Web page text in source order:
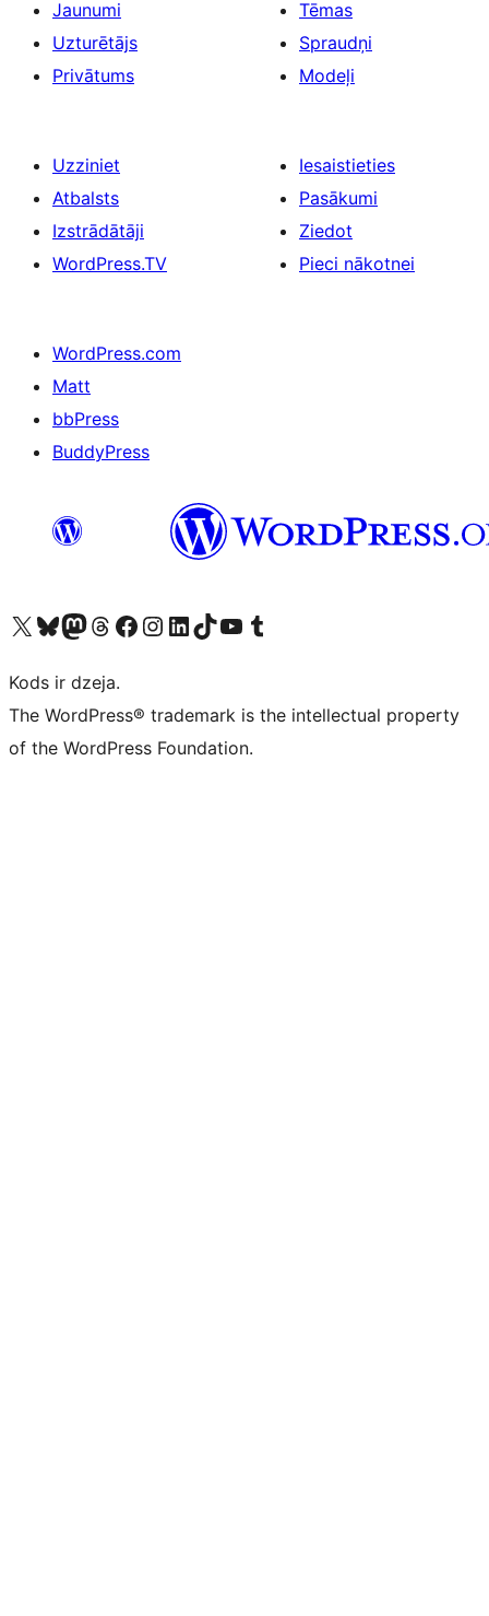
Jaunumi
Uzturētājs
Privātums
Tēmas
Spraudņi
Modeļi
Uzziniet
Atbalsts
Izstrādātāji
WordPress.TV
Iesaistieties
Pasākumi
Ziedot
Pieci nākotnei
WordPress.com
Matt
bbPress
BuddyPress
Apmeklējiet mūsu X (agrāk Twitter) kontu
Apmeklējiet mūsu Bluesky kontu
Apmeklējiet mūsu Mastodon kontu
Apmeklējiet mūsu Threads kontu
Apmeklējiet mūsu Facebook lapuApmeklējiet mūsu Instagram kontu
Apmeklējiet mūsu LinkedIn kontu
Apmeklējiet mūsu TikTok kontu
Apmeklējiet mūsu YouTube kanālu
Apmeklējiet mūsu Tumblr kontu
Kods ir dzeja.
The WordPress® trademark is the intellectual property
of the WordPress Foundation.